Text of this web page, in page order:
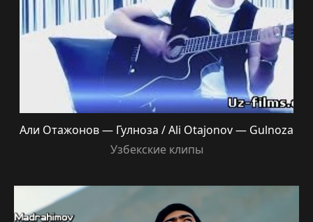
Али Отажонов — Гулноза / Ali Otajonov — Gulnoza
Узбекские клипы